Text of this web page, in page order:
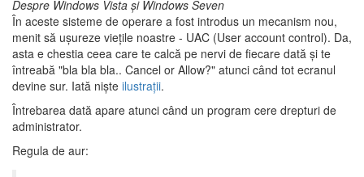
Despre Windows Vista şi Windows Seven
În aceste sisteme de operare a fost introdus un mecanism nou,
menit să uşureze vieţile noastre - UAC (User account control). Da,
asta e chestia ceea care te calcă pe nervi de fiecare dată şi te
întreabă "bla bla bla.. Cancel or Allow?" atunci când tot ecranul
devine sur. Iată nişte ilustraţii.
Întrebarea dată apare atunci când un program cere drepturi de
administrator.
Regula de aur: